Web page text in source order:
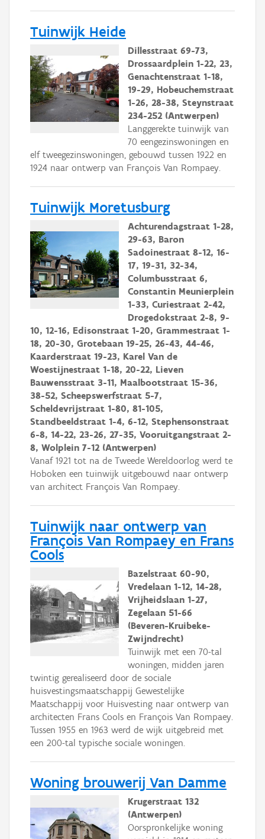
Tuinwijk Heide
Dillesstraat 69-73,
Drossaardplein 1-22, 23,
Genachtenstraat 1-18,
19-29, Hobeuchemstraat
1-26, 28-38, Steynstraat
234-252 (Antwerpen)
Langgerekte tuinwijk van
70 eengezinswoningen en
elf tweegezinswoningen, gebouwd tussen 1922 en
1924 naar ontwerp van François Van Rompaey.
Tuinwijk Moretusburg
Achturendagstraat 1-28,
29-63, Baron
Sadoinestraat 8-12, 16-
17, 19-31, 32-34,
Columbusstraat 6,
Constantin Meunierplein
1-33, Curiestraat 2-42,
Drogedokstraat 2-8, 9-
10, 12-16, Edisonstraat 1-20, Grammestraat 1-
18, 20-30, Grotebaan 19-25, 26-43, 44-46,
Kaarderstraat 19-23, Karel Van de
Woestijnestraat 1-18, 20-22, Lieven
Bauwensstraat 3-11, Maalbootstraat 15-36,
38-52, Scheepswerfstraat 5-7,
Scheldevrijstraat 1-80, 81-105,
Standbeeldstraat 1-4, 6-12, Stephensonstraat
6-8, 14-22, 23-26, 27-35, Vooruitgangstraat 2-
8, Wolplein 7-12 (Antwerpen)
Vanaf 1921 tot na de Tweede Wereldoorlog werd te
Hoboken een tuinwijk uitgebouwd naar ontwerp
van architect François Van Rompaey.
Tuinwijk naar ontwerp van
François Van Rompaey en Frans
Cools
Bazelstraat 60-90,
Vredelaan 1-12, 14-28,
Vrijheidslaan 1-27,
Zegelaan 51-66
(Beveren-Kruibeke-
Zwijndrecht)
Tuinwijk met een 70-tal
woningen, midden jaren
twintig gerealiseerd door de sociale
huisvestingsmaatschappij Gewestelijke
Maatschappij voor Huisvesting naar ontwerp van
architecten Frans Cools en François Van Rompaey.
Tussen 1955 en 1963 werd de wijk uitgebreid met
een 200-tal typische sociale woningen.
Woning brouwerij Van Damme
Krugerstraat 132
(Antwerpen)
Oorspronkelijke woning